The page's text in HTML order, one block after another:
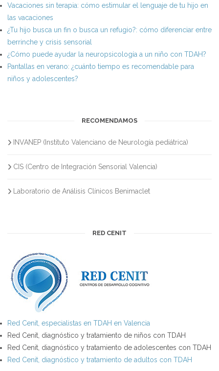
Vacaciones sin terapia: cómo estimular el lenguaje de tu hijo en
las vacaciones
¿Tu hijo busca un fin o busca un refugio?: cómo diferenciar entre
berrinche y crisis sensorial
¿Cómo puede ayudar la neuropsicología a un niño con TDAH?
Pantallas en verano: ¿cuánto tiempo es recomendable para
niños y adolescentes?
RECOMENDAMOS
INVANEP (Instituto Valenciano de Neurología pediátrica)
CIS (Centro de Integración Sensorial Valencia)
Laboratorio de Análisis Clínicos Benimaclet
RED CENIT
Red Cenit, especialistas en TDAH en Valencia
Red Cenit, diagnóstico y tratamiento de niños con TDAH
Red Cenit, diagnóstico y tratamiento de adolescentes con TDAH
Red Cenit, diagnóstico y tratamiento de adultos con TDAH